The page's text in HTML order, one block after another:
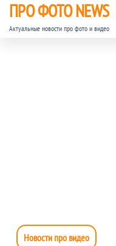
ПРО ФОТО NEWS
Актуальные новости про фото и видео
Новости про видео